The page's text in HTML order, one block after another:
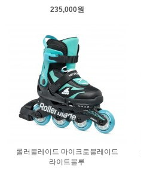
235,000원
롤러블레이드 마이크로블레이드
라이트블루